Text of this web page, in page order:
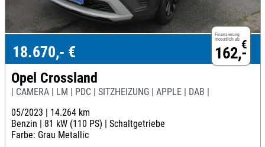
Finanzierung
monatlich ab €
162,-
18.670,- €
Opel Crossland
| CAMERA | LM | PDC | SITZHEIZUNG | APPLE | DAB |
05/2023 | 14.264 km
Benzin | 81 kW (110 PS) | Schaltgetriebe
Farbe: Grau Metallic